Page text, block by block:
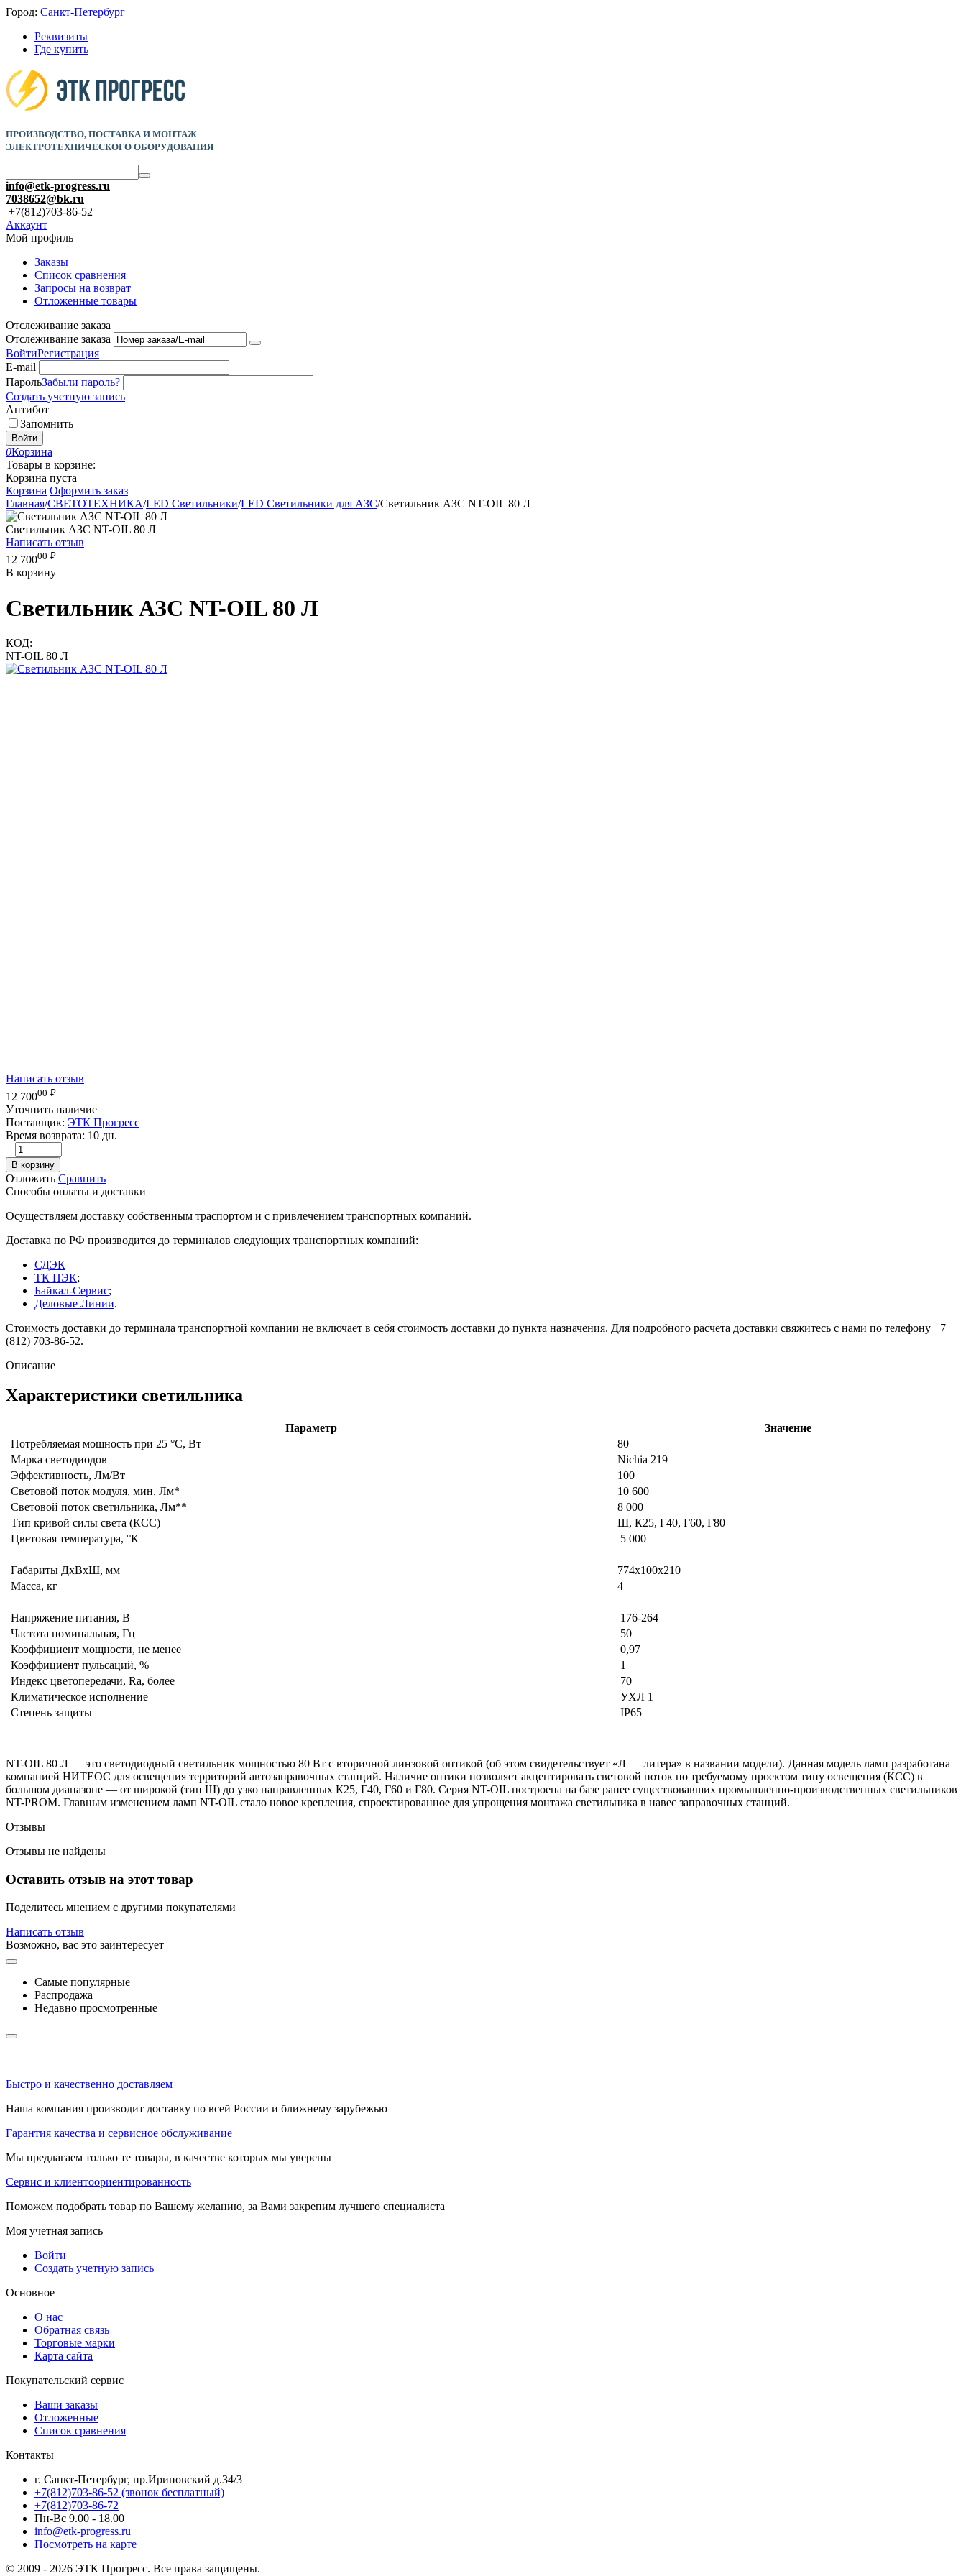
Город: Санкт-Петербург
Реквизиты
Где купить
ПРОИЗВОДСТВО, ПОСТАВКА И МОНТАЖ
ЭЛЕКТРОТЕХНИЧЕСКОГО ОБОРУДОВАНИЯ
info@etk-progress.ru
7038652@bk.ru
+7(812)703-86-52
Аккаунт
Мой профиль
Заказы
Список сравнения
Запросы на возврат
Отложенные товары
Отслеживание заказа
Отслеживание заказа
ВойтиРегистрация
E-mail
ПарольЗабыли пароль?
Создать учетную запись
Антибот
Запомнить
Войти
0Корзина
Товары в корзине:
Корзина пуста
Корзина Оформить заказ
Главная/СВЕТОТЕХНИКА/LED Светильники/LED Светильники для АЗС/Светильник АЗС NT-OIL 80 Л
Светильник АЗС NT-OIL 80 Л
Написать отзыв
12 70000 ₽
В корзину
Светильник АЗС NT-OIL 80 Л
КОД:
NT-OIL 80 Л
Написать отзыв
12 70000 ₽
Уточнить наличие
Поставщик: ЭТК Прогресс
Время возврата: 10 дн.
+
−
В корзину
Отложить Сравнить
Способы оплаты и доставки
Осуществляем доставку собственным траспортом и с привлечением транспортных компаний.
Доставка по РФ производится до терминалов следующих транспортных компаний:
СДЭК
ТК ПЭК;
Байкал-Сервис;
Деловые Линии.
Стоимость доставки до терминала транспортной компании не включает в себя стоимость доставки до пункта назначения. Для подробного расчета доставки свяжитесь с нами по телефону +7
(812) 703-86-52.
Описание
Характеристики светильника
Параметр
Значение
Потребляемая мощность при 25 °C, Вт
80
Марка светодиодов
Nichia 219
Эффективность, Лм/Вт
100
Световой поток модуля, мин, Лм*
10 600
Световой поток светильника, Лм**
8 000
Тип кривой силы света (КСС)
Ш, К25, Г40, Г60, Г80
Цветовая температура, °К
5 000
Габариты ДхВхШ, мм
774х100х210
Масса, кг
4
Напряжение питания, В
176-264
Частота номинальная, Гц
50
Коэффициент мощности, не менее
0,97
Коэффициент пульсаций, %
1
Индекс цветопередачи, Ra, более
70
Климатическое исполнение
УХЛ 1
Степень защиты
IP65
NT-OIL 80 Л — это светодиодный светильник мощностью 80 Вт с вторичной линзовой оптикой (об этом свидетельствует «Л — литера» в названии модели). Данная модель ламп разработана
компанией НИТЕОС для освещения территорий автозаправочных станций. Наличие оптики позволяет акцентировать световой поток по требуемому проектом типу освещения (КСС) в
большом диапазоне — от широкой (тип Ш) до узко направленных К25, Г40, Г60 и Г80. Серия NT-OIL построена на базе ранее существовавших промышленно-производственных светильников
NT-PROM. Главным изменением ламп NT-OIL стало новое крепления, спроектированное для упрощения монтажа светильника в навес заправочных станций.
Отзывы
Отзывы не найдены
Оставить отзыв на этот товар
Поделитесь мнением с другими покупателями
Написать отзыв
Возможно, вас это заинтересует
Самые популярные
Распродажа
Недавно просмотренные
Быстро и качественно доставляем
Наша компания производит доставку по всей России и ближнему зарубежью
Гарантия качества и сервисное обслуживание
Мы предлагаем только те товары, в качестве которых мы уверены
Сервис и клиентоориентированность
Поможем подобрать товар по Вашему желанию, за Вами закрепим лучшего специалиста
Моя учетная запись
Войти
Создать учетную запись
Основное
О нас
Обратная связь
Торговые марки
Карта сайта
Покупательский сервис
Ваши заказы
Отложенные
Список сравнения
Контакты
г. Санкт-Петербург, пр.Ириновский д.34/3
+7(812)703-86-52 (звонок бесплатный)
+7(812)703-86-72
Пн-Вс 9.00 - 18.00
info@etk-progress.ru
Посмотреть на карте
© 2009 - 2026 ЭТК Прогресс. Все права защищены.